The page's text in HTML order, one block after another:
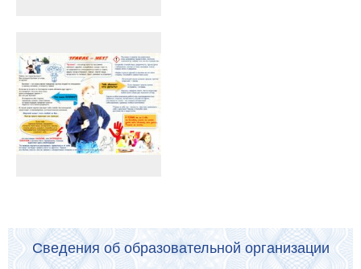
Сведения об образовательной организации